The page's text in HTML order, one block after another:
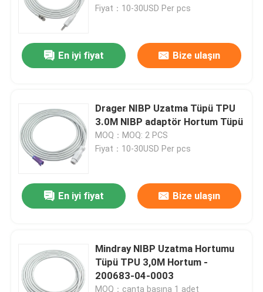
Fiyat：10-30USD Per pcs
En iyi fiyat Bize ulaşın
Drager NIBP Uzatma Tüpü TPU
3.0M NIBP adaptör Hortum Tüpü
MOQ：MOQ: 2 PCS
Fiyat：10-30USD Per pcs
En iyi fiyat Bize ulaşın
Mindray NIBP Uzatma Hortumu
Tüpü TPU 3,0M Hortum -
200683-04-0003
MOQ：çanta başına 1 adet